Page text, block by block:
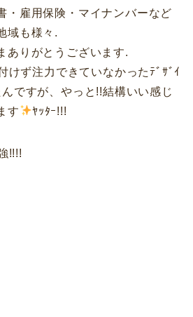
・雇用保険・マイナンバーなど
域も様々.
ありがとうございます.
けず注力できていなかったﾃﾞｻﾞｲ
ですが、やっと!!結構いい感じ
す
ﾔｯﾀｰ!!!
!!!!